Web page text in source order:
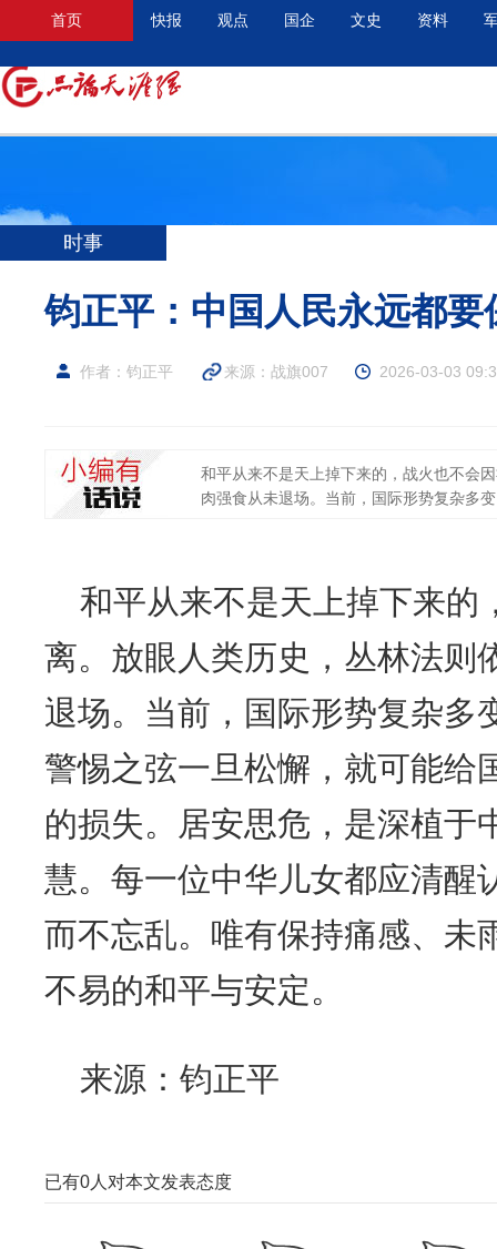
首页 快报 观点 国企 文史 资料
时事
钧正平：中国人民永远都
作者：钧正平 来源： 战旗007 2026-03-03
和平从来不是天上掉下来的，战火也不会
肉强食从未退场。当前，国际形势复杂多
和平从来不是天上掉下来的
离。放眼人类历史，丛林法则
退场。当前，国际形势复杂多
警惕之弦一旦松懈，就可能给
的损失。居安思危，是深植于
慧。每一位中华儿女都应清醒
而不忘乱。唯有保持痛感、未
不易的和平与安定。
来源：钧正平
已有0 人对本文发表态度